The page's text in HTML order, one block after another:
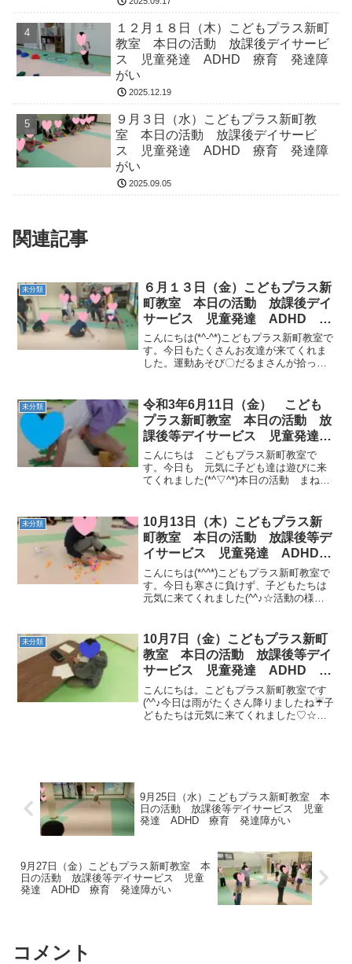
１２月１８日（木）こどもプラス新町
教室 本日の活動 放課後デイサービ
ス 児童発達 ADHD 療育 発達障
がい
2025.12.19
９月３日（水）こどもプラス新町教
室 本日の活動 放課後デイサービ
ス 児童発達 ADHD 療育 発達障
がい
2025.09.05
関連記事
未分類
６月１３日（金）こどもプラス新
町教室 本日の活動 放課後デイ
サービス 児童発達 ADHD 療
育 発達障がい
こんにちは(*^-^*)こどもプラス新町教室で
す。今日もたくさんお友達が来てくれま
した。運動あそび〇だるまさんが拾った
も ④プールスティックタッチトランポ
リンジャンプ ⑤...
未分類
令和3年6月11日（金） こども
プラス新町教室 本日の活動 放
課後等デイサービス 児童発達
ADHD 療育 発達障がい
こんにちは こどもプラス新町教室で
す。今日も 元気に子ども達は遊びに来
てくれました(*^▽^*)本日の活動 まねっ
き 鉄棒（つばめ） 片足バランス今日
も頑張りました(*^...
未分類
10月13日（木）こどもプラス新
町教室 本日の活動 放課後等デ
イサービス 児童発達 ADHD
療育 発達障がい
こんにちは(*^^*)こどもプラス新町教室で
す。今日も寒さに負けず、子どもたちは
元気に来てくれました(^^♪☆活動の様子
［クマ→グージャンプ→クモ→ラダージ
ャンプ］...
未分類
10月7日（金）こどもプラス新町
教室 本日の活動 放課後等デイ
サービス 児童発達 ADHD 療
育 発達障がい
こんにちは。こどもプラス新町教室です
(^^♪今日は雨がたくさん降りましたね☔子
どもたちは元気に来てくれました♡☆自
9月25日（水）こどもプラス新町教室 本
日の活動 放課後等デイサービス 児童
発達 ADHD 療育 発達障がい
9月27日（金）こどもプラス新町教室 本
日の活動 放課後等デイサービス 児童
発達 ADHD 療育 発達障がい
コメント